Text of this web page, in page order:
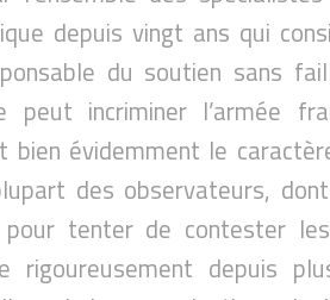
depuis vingt ans qui
du soutien sans
peut incriminer l’armée
bien évidemment le
des observateurs,
pour tenter de contester
rigoureusement depuis